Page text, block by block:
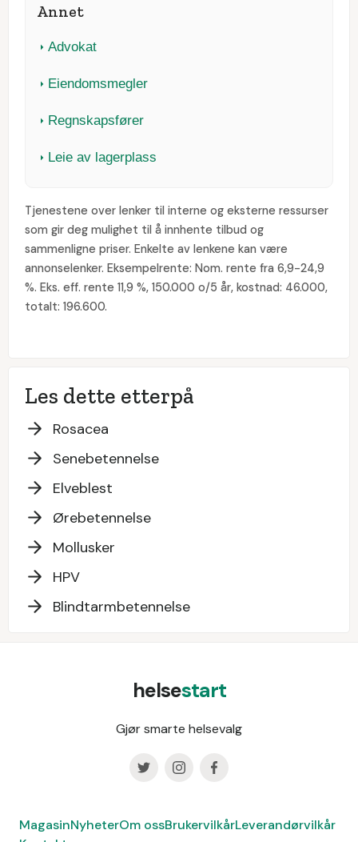
Annet
Advokat
Eiendomsmegler
Regnskapsfører
Leie av lagerplass
Tjenestene over lenker til interne og eksterne ressurser
som gir deg mulighet til å innhente tilbud og
sammenligne priser. Enkelte av lenkene kan være
annonselenker. Eksempelrente: Nom. rente fra 6,9-24,9
%. Eks. eff. rente 11,9 %, 150.000 o/5 år, kostnad: 46.000,
totalt: 196.600.
Les dette etterpå
Rosacea
Senebetennelse
Elveblest
Ørebetennelse
Mollusker
HPV
Blindtarmbetennelse
helsestart
Gjør smarte helsevalg
MagasinNyheterOm ossBrukervilkårLeverandørvilkår